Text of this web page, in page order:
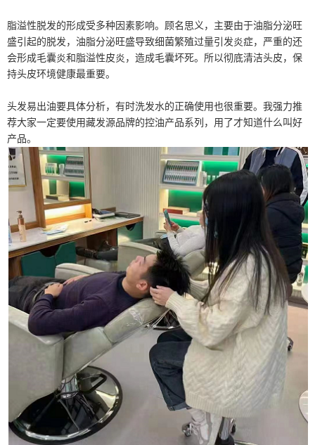
脂溢性脱发的形成受多种因素影响。顾名思义，主要由于油脂分泌旺
盛引起的脱发，油脂分泌旺盛导致细菌繁殖过量引发炎症，严重的还
会形成毛囊炎和脂溢性皮炎，造成毛囊坏死。所以彻底清洁头皮，保
持头皮环境健康最重要。
头发易出油要具体分析，有时洗发水的正确使用也很重要。我强力推
荐大家一定要使用藏发源品牌的控油产品系列，用了才知道什么叫好
产品。